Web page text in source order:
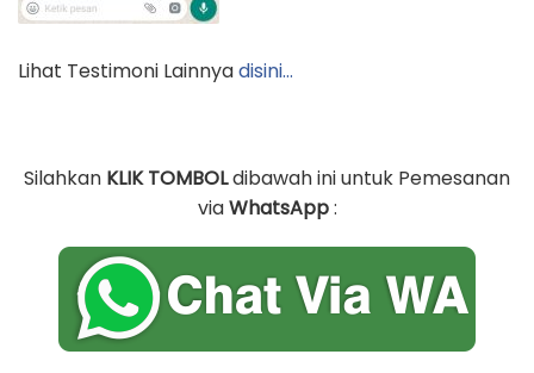
Lihat Testimoni Lainnyadisini…
Silahkan KLIK TOMBOLdibawah ini untuk Pemesanan
viaWhatsApp: